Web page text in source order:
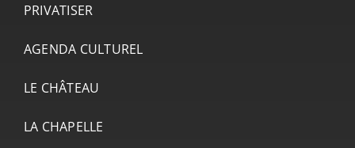
PRIVATISER
AGENDA CULTUREL
LE CHÂTEAU
LA CHAPELLE